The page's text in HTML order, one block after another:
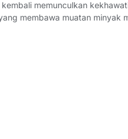
memunculkan
membawa muatan minyak
Selat Hormuz, sebuah jalur